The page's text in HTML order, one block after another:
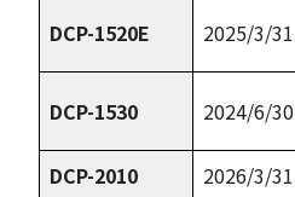
DCP-1520E 2025/3/31
DCP-1530 2024/6/30
DCP-2010
2026/3/31